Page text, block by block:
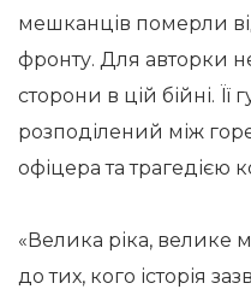
мешканців померли
фронту. Для авторки
сторони в цій бійні. Її
розподілений між
офіцера та трагедією
«Велика ріка, велике
до тих, кого історія